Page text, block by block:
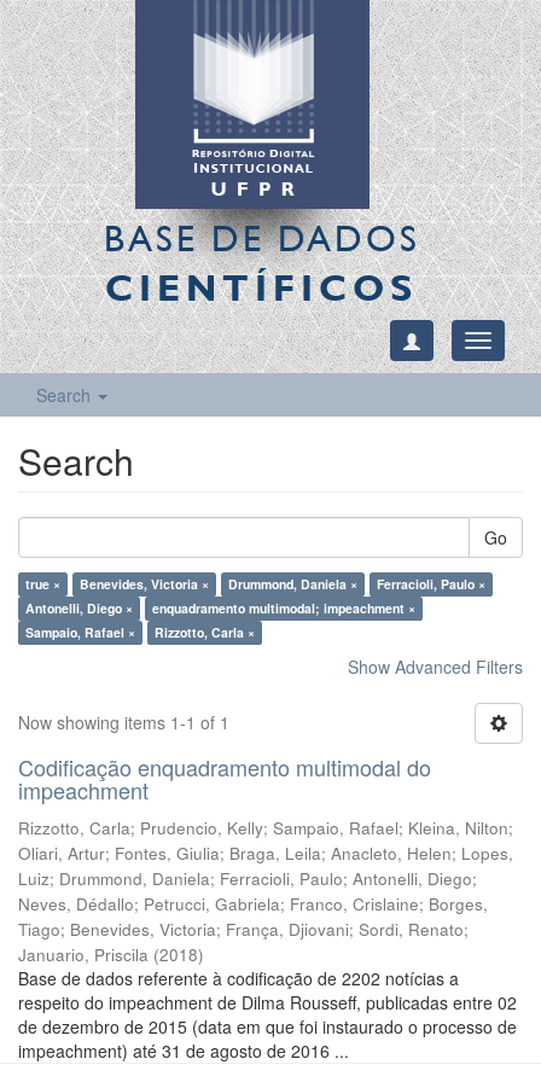
BASE DE DADOS
CIENTÍFICOS
Toggle
Search
Search
Go
true × Benevides, Victoria × Drummond, Daniela ×
Ferracioli, Paulo ×
Antonelli, Diego ×
enquadramento multimodal; impeachment ×
Sampaio, Rafael ×
Rizzotto, Carla ×
Show Advanced Filters
Now showing items 1-1 of 1
Codificação enquadramento multimodal do
impeachment
Rizzotto, Carla; Prudencio, Kelly; Sampaio, Rafael; Kleina, Nilton;
Oliari, Artur; Fontes, Giulia; Braga, Leila; Anacleto, Helen; Lopes,
Luiz; Drummond, Daniela; Ferracioli, Paulo; Antonelli, Diego;
Neves, Dédallo; Petrucci, Gabriela; Franco, Crislaine; Borges,
Tiago; Benevides, Victoria; França, Djiovani; Sordi, Renato;
Januario, Priscila (2018)
Base de dados referente à codificação de 2202 notícias a
respeito do impeachment de Dilma Rousseff, publicadas entre 02
de dezembro de 2015 (data em que foi instaurado o processo de
impeachment) até 31 de agosto de 2016 ...